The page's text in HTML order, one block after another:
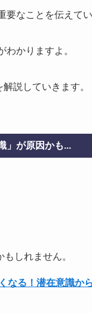
なことを伝えてい
かりますよ。
説していきます。
」が原因かも...
もしれません。
なる！潜在意識か